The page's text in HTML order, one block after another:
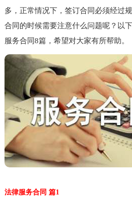
多，正常情况下，签订合同必须经过
合同的时候需要注意什么问题呢？以
服务合同8篇，希望对大家有所帮助。
法律服务合同 篇1